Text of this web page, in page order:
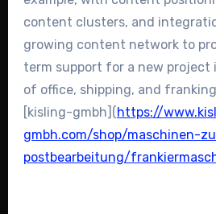
content clusters, and
growing content network to
term support for a new project
of office, shipping, and
[kisling-gmbh](https://
gmbh.com/shop/maschinen-
postbearbeitung/